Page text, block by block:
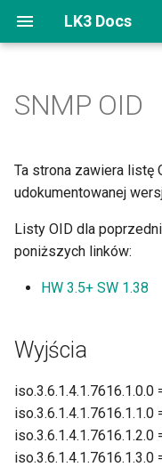
LK3 Docs
n
j
s
ć
,
Login
Ustawienia UI
Status użytkownika
Wyjścia
PWM i Regulatory
Wejścia
Czujniki I2C i 1-Wire
Wprowadzenie
Ustawienia UI
Wyjścia PWM
Wejścia analogowe
Czujniki pogodowe
Czujniki PM i CO2
Pomiary różnicowe
Wyjścia
Wejścia logiczne
Czujniki wbudowane
Czujniki
Moc i energia
Mapowane odczyty
Odpowiedzi JSON/XML
Sterowanie inteligentną
Kontrolera
SNMP OID
Ta strona zawiera listę
udokumentowanej
Listy OID dla
poniższych linków:
HW 3.5+ SW 1.38
Wyjścia
iso.3.6.1.4.1.7616.1.0.0
iso.3.6.1.4.1.7616.1.1.0
iso.3.6.1.4.1.7616.1.2.0
iso.3.6.1.4.1.7616.1.3.0